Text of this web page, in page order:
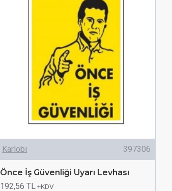
Karlobi 397306
Önce İş Güvenliği Uyarı Levhası
192,56 TL+KDV